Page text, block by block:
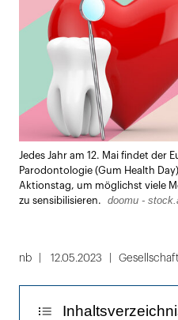
Jedes Jahr am 12. Mai findet der
Parodontologie (Gum Health
Aktionstag, um möglichst viele
zu sensibilisieren.
doomu -
nb 12.05.2023 Gesellschaft